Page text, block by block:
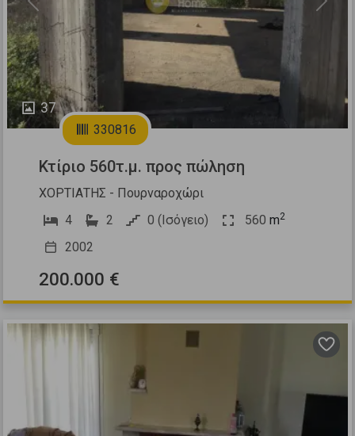
37
Previous Next
330816
Κτίριο 560τ.μ. προς πώληση
ΧΟΡΤΙΑΤΗΣ - Πουρναροχώρι
4
2 0 (Ισόγειο) 560 m2
2002
200.000 €